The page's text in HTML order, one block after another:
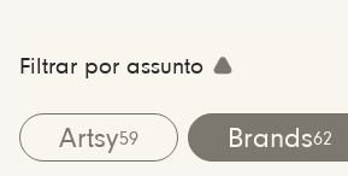
Filtrar por assunto
Artsy59 Brands62